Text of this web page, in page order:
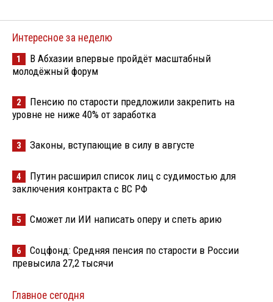
Интересное за неделю
1
В Абхазии впервые пройдёт масштабный
молодёжный форум
2
Пенсию по старости предложили закрепить на
уровне не ниже 40% от заработка
3 Законы, вступающие в силу в августе
4
Путин расширил список лиц с судимостью для
заключения контракта с ВС РФ
5 Сможет ли ИИ написать оперу и спеть арию
6
Соцфонд: Средняя пенсия по старости в России
превысила 27,2 тысячи
Главное сегодня